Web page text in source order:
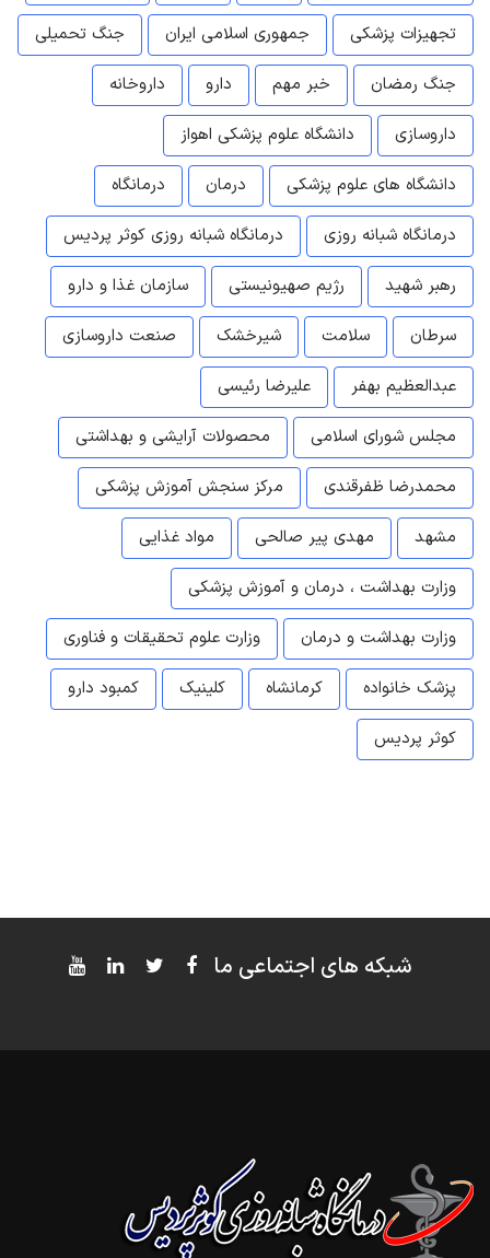
تجهیزات پزشکی
جمهوری اسلامی ایران
جنگ تحمیلی
جنگ رمضان
خبر مهم دارو
داروخانه
داروسازی
دانشگاه علوم پزشکی اهواز
دانشگاه های علوم پزشکی
درمان
درمانگاه
درمانگاه شبانه روزی
درمانگاه شبانه روزی کوثر پردیس
رهبر شهید
رژیم صهیونیستی
سازمان غذا و دارو
سرطان
سلامت شیرخشک
صنعت داروسازی
عبدالعظیم بهفر
علیرضا رئیسی
مجلس شورای اسلامی
محصولات آرایشی و بهداشتی
محمدرضا ظفرقندی
مرکز سنجش آموزش پزشکی
مشهد
مهدی پیر صالحی
مواد غذایی
وزارت بهداشت ، درمان و آموزش پزشکی
وزارت بهداشت و درمان
وزارت علوم تحقیقات و فناوری
پزشک خانواده
کرمانشاه کلینیک
کمبود دارو
کوثر پردیس
شبکه های اجتماعی ما